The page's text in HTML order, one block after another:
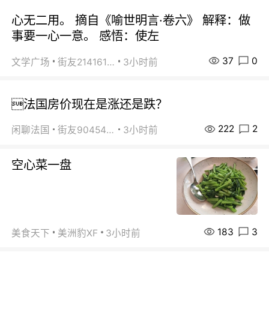
心无二用。 摘自《喻世明言·卷六》 解释：做
事要一心一意。 感悟：使左
文学广场 街友21416156 3小时前 37 0
法国房价现在是涨还是跌？
闲聊法国 街友90454511 3小时前 222 2
空心菜一盘
美食天下 美洲豹XF 3小时前 183 3